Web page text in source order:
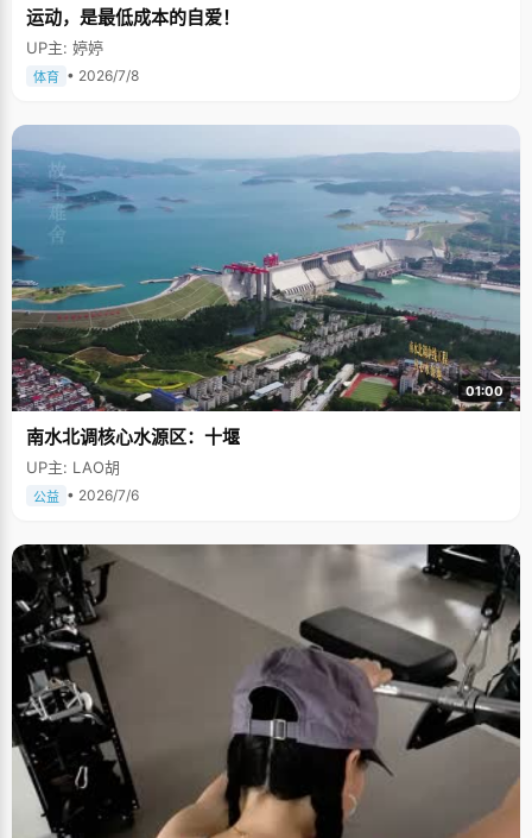
运动，是最低成本的自爱！
UP主: 婷婷
体育 • 2026/7/8
01:00
南水北调核心水源区：十堰
UP主: LAO胡
公益 • 2026/7/6